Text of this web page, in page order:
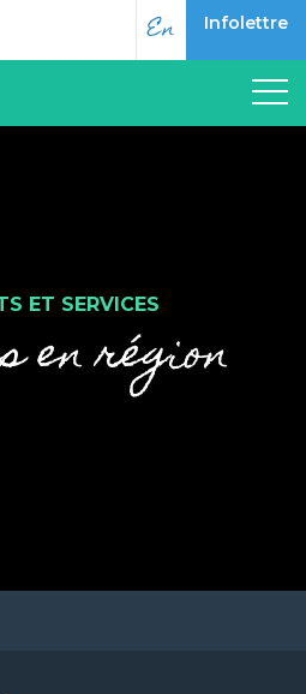
En Infolettre
ET SERVICES
en région